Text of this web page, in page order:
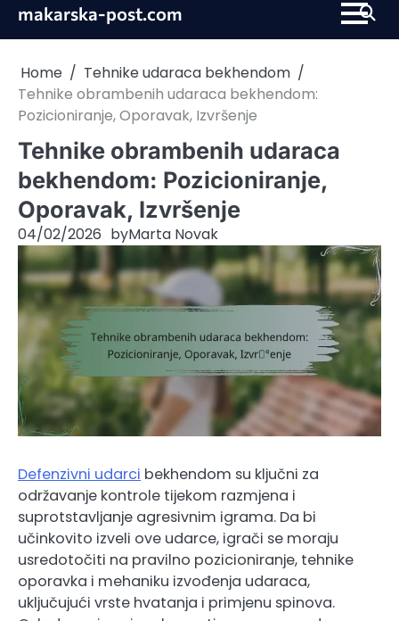
Skipmakarska-post.com
Home
Tehnike udaraca bekhendom
Tehnike obrambenih udaraca bekhendom:
Pozicioniranje, Oporavak, Izvršenje
Tehnike obrambenih udaraca
bekhendom: Pozicioniranje,
Oporavak, Izvršenje
04/02/2026 byMarta Novak
Defenzivni udarci bekhendom su ključni za
održavanje kontrole tijekom razmjena i
suprotstavljanje agresivnim igrama. Da bi
učinkovito izveli ove udarce, igrači se moraju
usredotočiti na pravilno pozicioniranje, tehnike
oporavka i mehaniku izvođenja udaraca,
uključujući vrste hvatanja i primjenu spinova.